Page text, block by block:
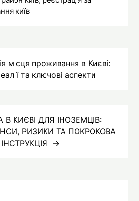
київ
місця проживання в Києві:
та ключові аспекти
КИЄВІ ДЛЯ ІНОЗЕМЦІВ:
РИЗИКИ ТА ПОКРОКОВА
ІНСТРУКЦІЯ